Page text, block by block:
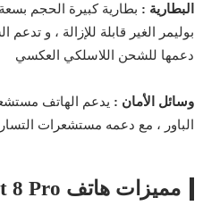
البطارية :
دعمها للشحن اللاسلكي العكسي
وسائل الأمان : يدعم الهاتف
الباور ، مع دعمه مستشعرات
مميزات هاتف infinix Smart 8 Pro